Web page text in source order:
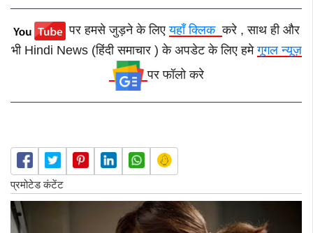
पर हमसे जुड़ने के लिएयहाँ क्लिककरे , साथ ही और
भी Hindi News (हिंदी समाचार ) के अपडेट के लिए हमेगूगल न्यूज़
पर फॉलो करे